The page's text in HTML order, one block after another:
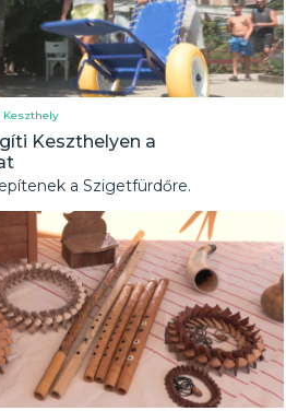
Keszthely
Keszthelyen a
a Szigetfürdőre.